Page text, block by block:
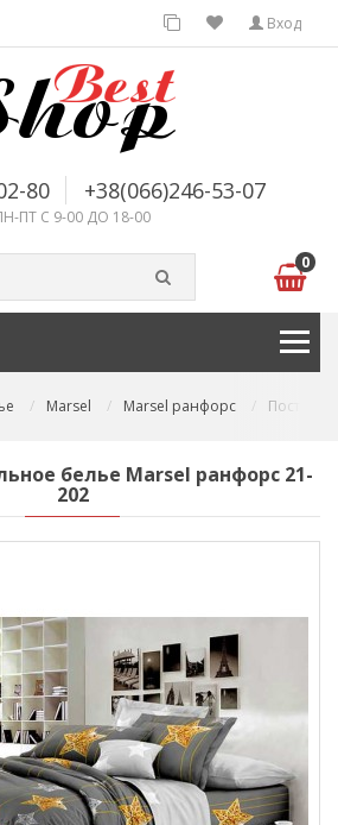
Вход
80 +38(066)246-53-07
ПТ С 9-00 ДО 18-00
0
Marsel Marsel ранфорс
белье Marsel ранфорс 21-
202